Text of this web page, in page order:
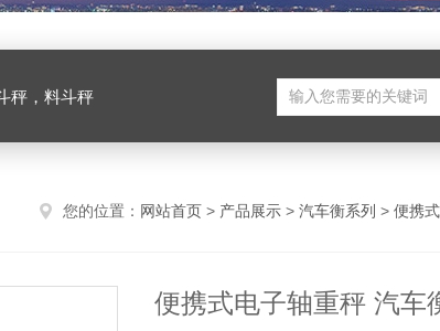
秤，料斗秤
您的位置： 网站首页 > 产品展示 > 汽车衡系列 > 便携
便携式电子轴重秤 汽车